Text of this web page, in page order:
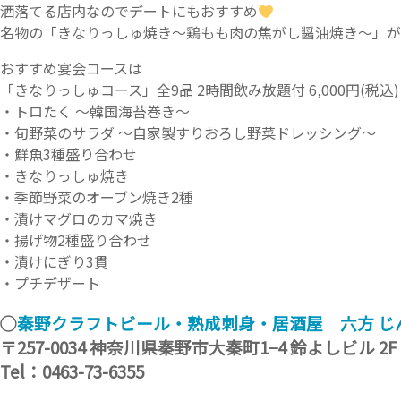
洒落てる店内なのでデートにもおすすめ
名物の「きなりっしゅ焼き～鶏もも肉の焦がし醤油焼き～」
おすすめ宴会コースは
「きなりっしゅコース」全9品 2時間飲み放題付 6,000円(税込)
・トロたく ～韓国海苔巻き～
・旬野菜のサラダ ～自家製すりおろし野菜ドレッシング～
・鮮魚3種盛り合わせ
・きなりっしゅ焼き
・季節野菜のオーブン焼き2種
・漬けマグロのカマ焼き
・揚げ物2種盛り合わせ
・漬けにぎり3貫
・プチデザート
◯秦野クラフトビール・熟成刺身・居酒屋 六方 じ
〒257-0034 神奈川県秦野市大秦町1−4 鈴よしビル 2F
Tel：0463-73-6355